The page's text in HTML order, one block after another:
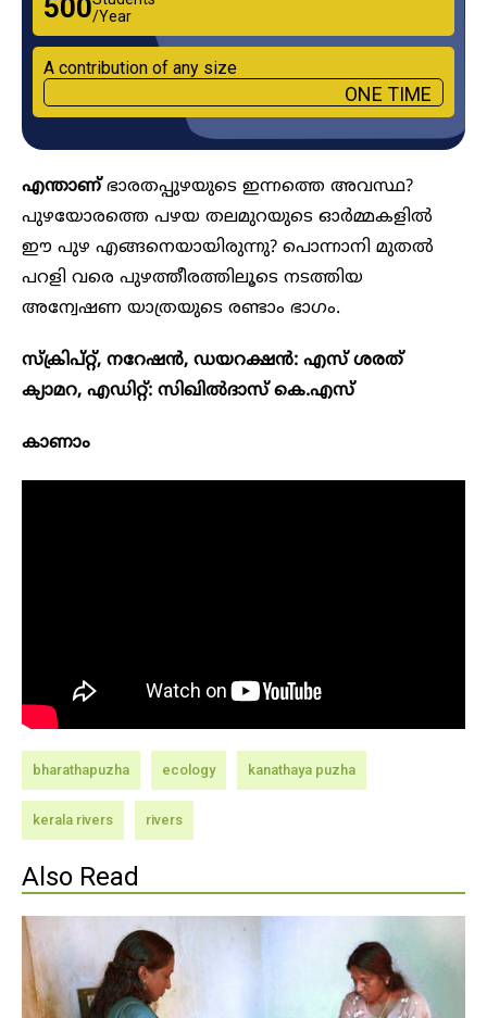
₹500/Year
A contribution of any size
ONE TIME
എന്താണ്ഭാരതപ്പുഴയുടെ ഇന്നത്തെ അവസ്ഥ?
പുഴയോരത്തെ പഴയ തലമുറയുടെ ഓർമ്മകളിൽ
ഈ പുഴ എങ്ങനെയായിരുന്നു? പൊന്നാനി മുതൽ
പറളി വരെ പുഴത്തീരത്തിലൂടെ നടത്തിയ
അന്വേഷണ യാത്രയുടെ രണ്ടാം ഭാഗം.
സ്ക്രിപ്റ്റ്, നറേഷൻ, ഡയറക്ഷൻ: എസ് ശരത്
ക്യാമറ, എഡിറ്റ്: സിഖിൽദാസ് കെ.എസ്
കാണാം
bharathapuzha ecology kanathaya puzha
kerala rivers rivers
Also Read